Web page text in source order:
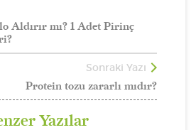
Aldırır mı? 1 Adet Pirinç
Sonraki Yazı
Protein tozu zararlı mıdır?
Yazılar